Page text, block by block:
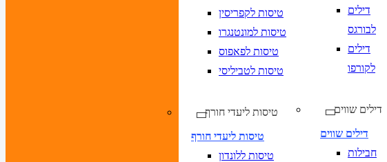
טיסות לקפריסין
טיסות למונטנגרו
טיסות לפאפוס
טיסות לטביליסי
טיסות ליעדי חורף
טיסות ליעדי חורף
טיסות ללונדון
דילים
לבורגס
דילים
לקורפו
דילים שווים
דילים שווים
חבילות